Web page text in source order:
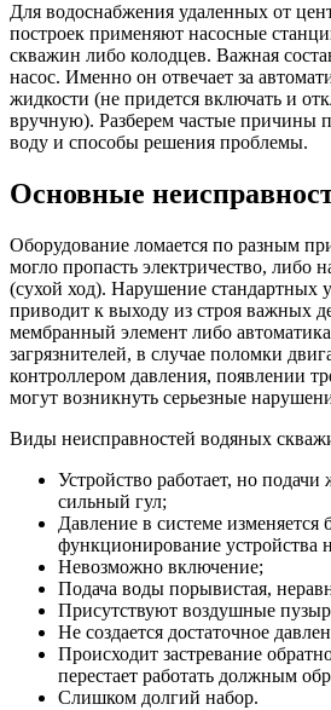
Для водоснабжения удаленных от
построек применяют насосные
скважин либо колодцев. Важная
насос. Именно он отвечает за
жидкости (не придется включать и
вручную). Разберем частые причины
воду и способы решения проблемы.
Основные
Оборудование ломается по разным
могло пропасть электричество, либо
(сухой ход). Нарушение стандартных
приводит к выходу из строя важных
мембранный элемент либо
загрязнителей, в случае поломки
контроллером давления, появлении
могут возникнуть серьезные
Виды неисправностей водяных
Устройство работает, но подачи
сильный гул;
Давление в системе изменяется
функционирование устройства
Невозможно включение;
Подача воды порывистая,
Присутствуют воздушные
Не создается достаточное
Происходит застревание
перестает работать должным
Слишком долгий набор.